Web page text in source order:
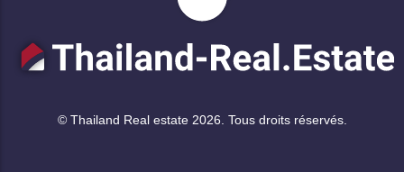
© Thailand Real estate 2026. Tous droits réservés.